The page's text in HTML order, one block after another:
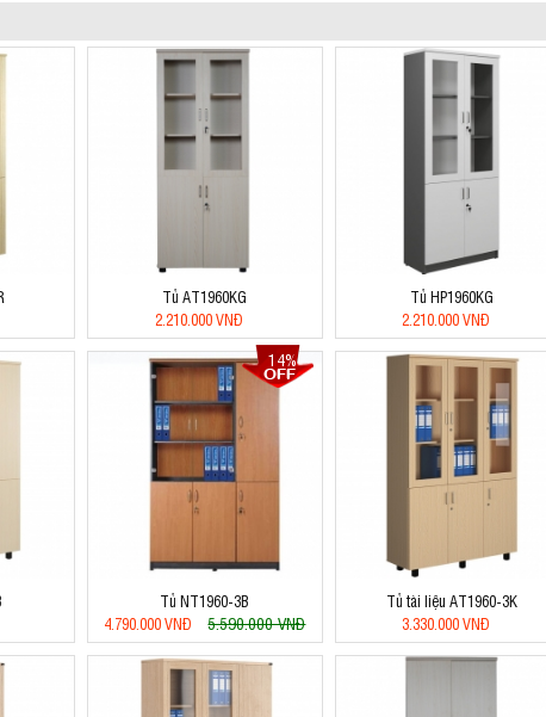
Tủ AT1960KG
2.210.000 VNĐ
Tủ HP1960KG
2.210.000 VNĐ
14%
Tủ NT1960-3B
4.790.000 VNĐ
5.590.000 VNĐ
Tủ tài liệu AT1960-3K
3.330.000 VNĐ